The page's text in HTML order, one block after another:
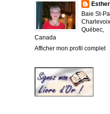
Baie St-
Québec,
Canada
Afficher mon profil complet